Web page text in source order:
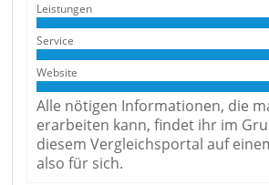
Leistungen
Service
Website
Alle nötigen Informationen, die
erarbeiten kann, findet ihr im
diesem Vergleichsportal auf
also für sich.